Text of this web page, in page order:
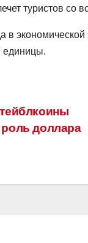
туристов со
в
единицы.
доллара